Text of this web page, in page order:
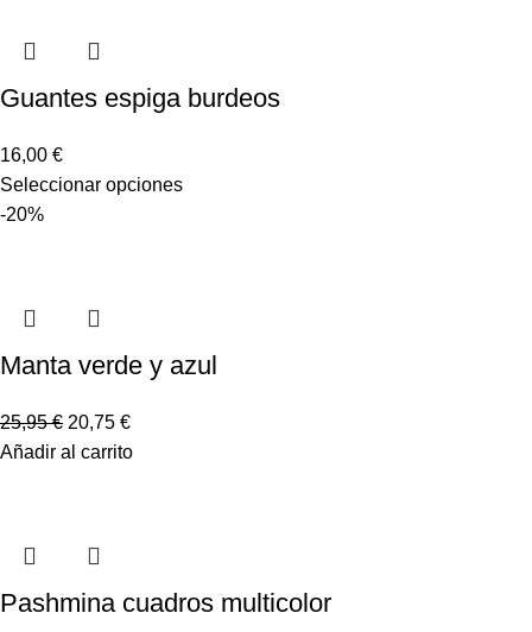
Guantes espiga burdeos
16,00 €
Seleccionar opciones
-20%
Manta verde y azul
25,95€ 20,75 €
Añadir al carrito
Pashmina cuadros multicolor